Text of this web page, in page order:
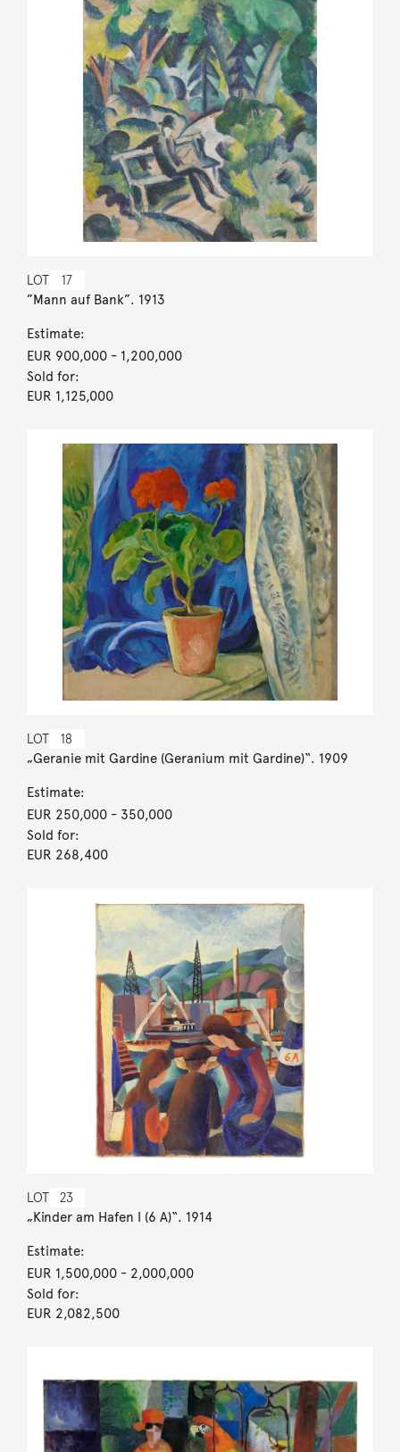
LOT 17
”Mann auf Bank”. 1913
Estimate:
EUR 900,000- 1,200,000
Sold for:
EUR 1,125,000
LOT 18
„Geranie mit Gardine (Geranium mit Gardine)“. 1909
Estimate:
EUR 250,000- 350,000
Sold for:
EUR 268,400
LOT 23
„Kinder am Hafen I (6 A)“. 1914
Estimate:
EUR 1,500,000- 2,000,000
Sold for:
EUR 2,082,500